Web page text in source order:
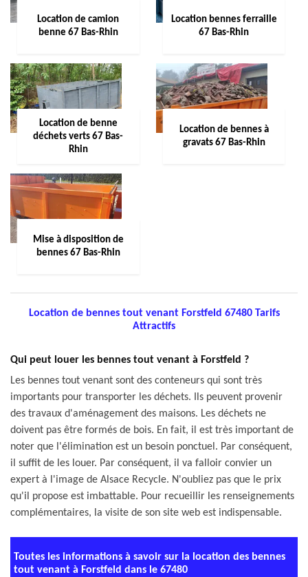
Location de camion
benne 67 Bas-Rhin
Location bennes ferraille
67 Bas-Rhin
Location de benne
déchets verts 67 Bas-
Rhin
Location de bennes à
gravats 67 Bas-Rhin
Mise à disposition de
bennes 67 Bas-Rhin
Location de bennes tout venant Forstfeld 67480 Tarifs
Attractifs
Qui peut louer les bennes tout venant à Forstfeld ?
Les bennes tout venant sont des conteneurs qui sont très
importants pour transporter les déchets. Ils peuvent provenir
des travaux d'aménagement des maisons. Les déchets ne
doivent pas être formés de bois. En fait, il est très important de
noter que l'élimination est un besoin ponctuel. Par conséquent,
il suffit de les louer. Par conséquent, il va falloir convier un
expert à l'image de Alsace Recycle. N'oubliez pas que le prix
qu'il propose est imbattable. Pour recueillir les renseignements
complémentaires, la visite de son site web est indispensable.
Toutes les informations à savoir sur la location des bennes
tout venant à Forstfeld dans le 67480